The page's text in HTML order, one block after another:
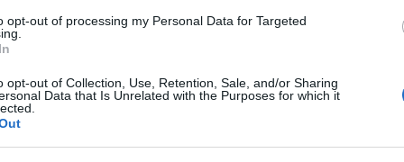
opt-out of processing my Personal Data for Targeted
opt-out of Collection, Use, Retention, Sale, and/or Sharing
Data that Is Unrelated with the Purposes for which it
αύριο Σάββατο 22/06:
κίνδυνος 4️⃣ σε: